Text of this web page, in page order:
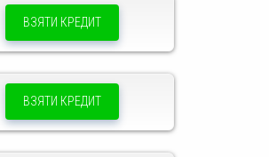
ВЗЯТИ КРЕДИТ
ВЗЯТИ КРЕДИТ